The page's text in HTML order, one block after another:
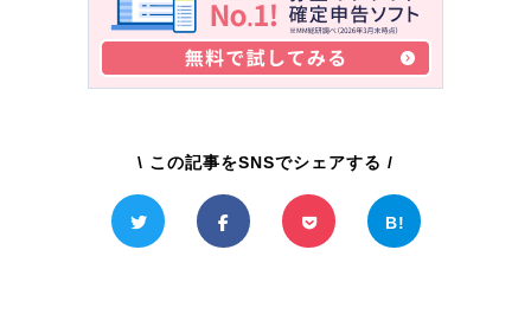
\ この記事をSNSでシェアする /